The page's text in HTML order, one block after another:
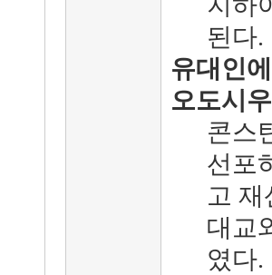
된다.
유대인
오도시
콘스
선포
고 재
대교
였다.